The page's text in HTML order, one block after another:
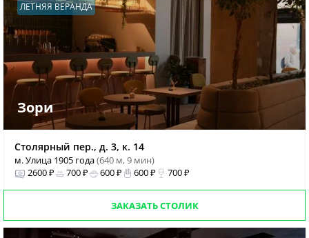
ЛЕТНЯЯ ВЕРАНДА
Зори
Столярный пер., д. 3, к. 14
м. Улица 1905 года(640 м, 9 мин)
2600 ₽
700 ₽ 600 ₽ 600 ₽ 700 ₽
ЗАКАЗАТЬ СТОЛИК